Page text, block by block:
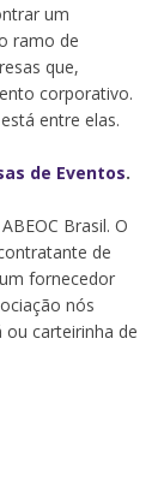
um
ramo de
que,
corporativo.
entre elas.
de Eventos.
Brasil. O
de
fornecedor
nós
carteirinha de